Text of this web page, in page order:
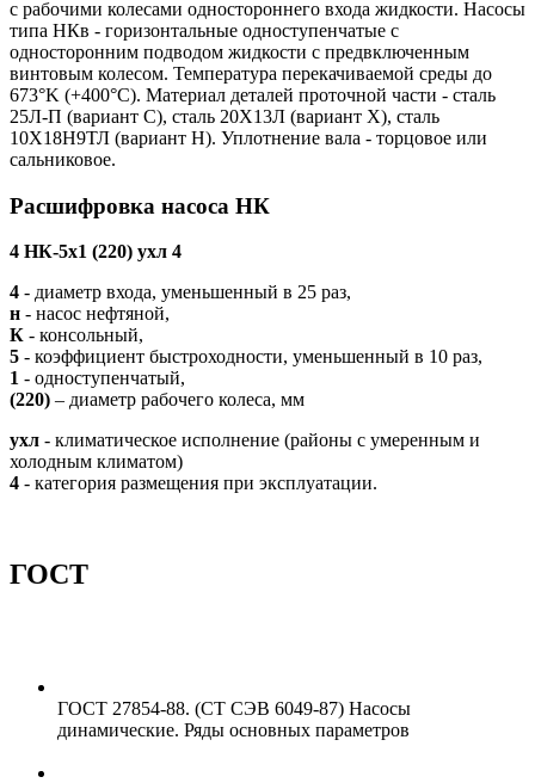
с рабочими колесами одностороннего входа жидкости. Насосы
типа НКв - горизонтальные одноступенчатые с
односторонним подводом жидкости с предвключенным
винтовым колесом. Температура перекачиваемой среды до
673°K (+400°С). Материал деталей проточной части - сталь
25Л-П (вариант С), сталь 20Х13Л (вариант Х), сталь
10Х18Н9ТЛ (вариант Н). Уплотнение вала - торцовое или
сальниковое.
Расшифровка насоса НК
4 НК-5х1 (220) ухл 4
4 - диаметр входа, уменьшенный в 25 раз,
н - насос нефтяной,
К - консольный,
5 - коэффициент быстроходности, уменьшенный в 10 раз,
1 - одноступенчатый,
(220) – диаметр рабочего колеса, мм
ухл - климатическое исполнение (районы с умеренным и
холодным климатом)
4 - категория размещения при эксплуатации.
ГОСТ
ГОСТ 27854-88. (СТ СЭВ 6049-87) Насосы
динамические. Ряды основных параметров